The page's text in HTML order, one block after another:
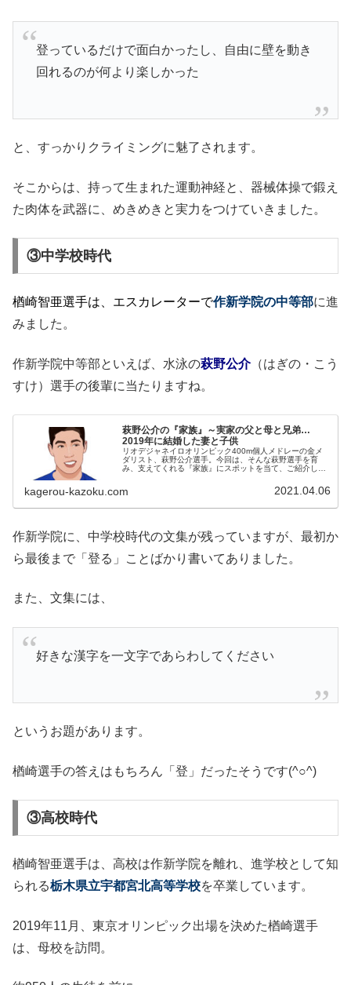
登っているだけで面白かったし、自由に壁を動き
回れるのが何より楽しかった
と、すっかりクライミングに魅了されます。
そこからは、持って生まれた運動神経と、器械体操で鍛え
た肉体を武器に、めきめきと実力をつけていきました。
③中学校時代
楢崎智亜選手は、エスカレーターで作新学院の中等部に進
みました。
作新学院中等部といえば、水泳の萩野公介（はぎの・こう
すけ）選手の後輩に当たりますね。
萩野公介の『家族』～実家の父と母と兄弟…
2019年に結婚した妻と子供
リオデジャネイロオリンピック400m個人メドレーの金メ
ダリスト、萩野公介選手。今回は、そんな萩野選手を育
み、支えてくれる『家族』にスポットを当て、ご紹介しま
kagerou-kazoku.com 2021.04.06
作新学院に、中学校時代の文集が残っていますが、最初か
ら最後まで「登る」ことばかり書いてありました。
また、文集には、
好きな漢字を一文字であらわしてください
というお題があります。
楢崎選手の答えはもちろん「登」だったそうです(^○^)
③高校時代
楢崎智亜選手は、高校は作新学院を離れ、進学校として知
られる栃木県立宇都宮北高等学校を卒業しています。
2019年11月、東京オリンピック出場を決めた楢崎選手
は、母校を訪問。